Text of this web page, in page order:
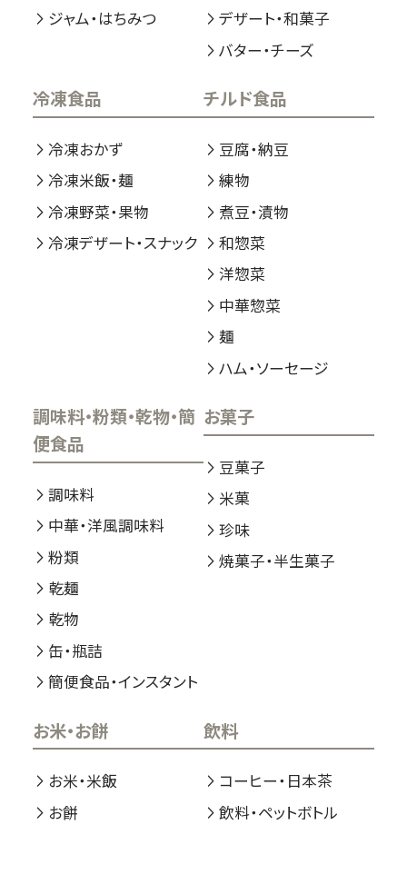
ジャム・はちみつ
デザート・和菓子
バター・チーズ
冷凍食品
冷凍おかず
冷凍米飯・麺
冷凍野菜・果物
冷凍デザート・スナック
チルド食品
豆腐・納豆
練物
煮豆・漬物
和惣菜
洋惣菜
中華惣菜
麺
ハム・ソーセージ
調味料・粉類・乾物・簡
便食品
調味料
中華・洋風調味料
粉類
乾麺
乾物
缶・瓶詰
簡便食品・インスタント
お菓子
豆菓子
米菓
珍味
焼菓子・半生菓子
お米・お餅
お米・米飯
お餅
飲料
コーヒー・日本茶
飲料・ペットボトル